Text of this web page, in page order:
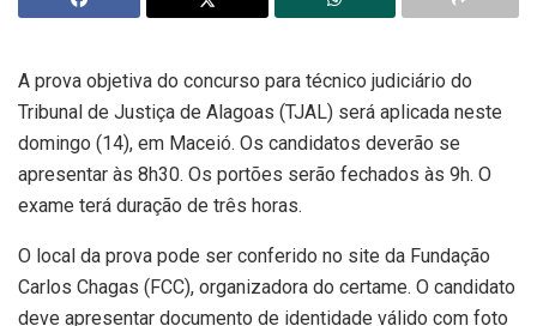
A prova objetiva do concurso para técnico judiciário do
Tribunal de Justiça de Alagoas (TJAL) será aplicada neste
domingo (14), em Maceió. Os candidatos deverão se
apresentar às 8h30. Os portões serão fechados às 9h. O
exame terá duração de três horas.
O local da prova pode ser conferido no site da Fundação
Carlos Chagas (FCC), organizadora do certame. O candidato
deve apresentar documento de identidade válido com foto